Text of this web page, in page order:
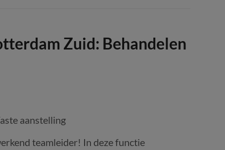
Zuid: Behandelen
aanstelling
teamleider! In deze functie